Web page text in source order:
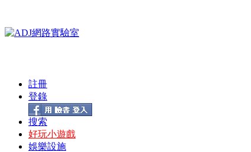
註冊
登錄
搜索
好玩小遊戲
娛樂設施